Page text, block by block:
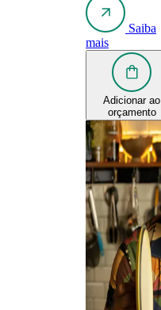
Saiba
mais
Adicionar ao
orçamento